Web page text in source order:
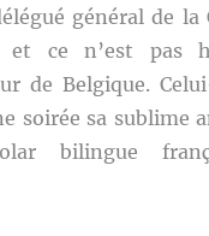
général de la
ce n’est pas
de Belgique.
soirée sa sublime
bilingue